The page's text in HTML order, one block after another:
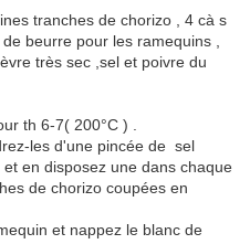
de chorizo , 4 cà s
beurre pour les ramequins ,
très sec ,sel et poivre du
th 6-7( 200°C ) .
les d'une pincée de sel
en disposez une dans chaque
de chorizo coupées en
et nappez le blanc de